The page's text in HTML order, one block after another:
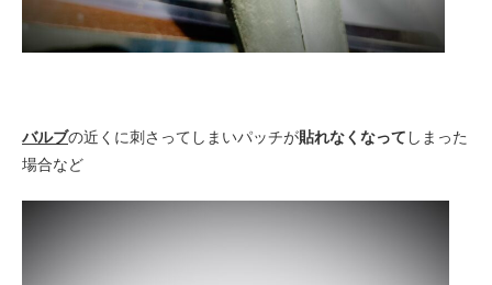
バルブの近くに刺さってしまいパッチが貼れなくなって しまった
場合など